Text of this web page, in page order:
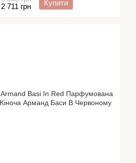
2 711 грн Купити